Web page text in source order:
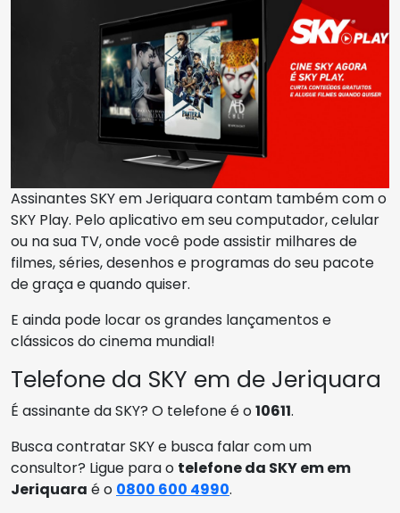
Assinantes SKY em Jeriquara contam também com o
SKY Play. Pelo aplicativo em seu computador, celular
ou na sua TV, onde você pode assistir milhares de
filmes, séries, desenhos e programas do seu pacote
de graça e quando quiser.
E ainda pode locar os grandes lançamentos e
clássicos do cinema mundial!
Telefone da SKY em de Jeriquara
É assinante da SKY? O telefone é o10611.
Busca contratar SKY e busca falar com um
consultor? Ligue para o telefone da SKY em em
Jeriquara é o 0800 600 4990.